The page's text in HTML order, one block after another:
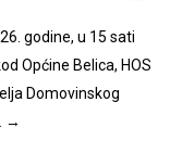
godine, u 15 sati
Općine Belica, HOS
Domovinskog
→